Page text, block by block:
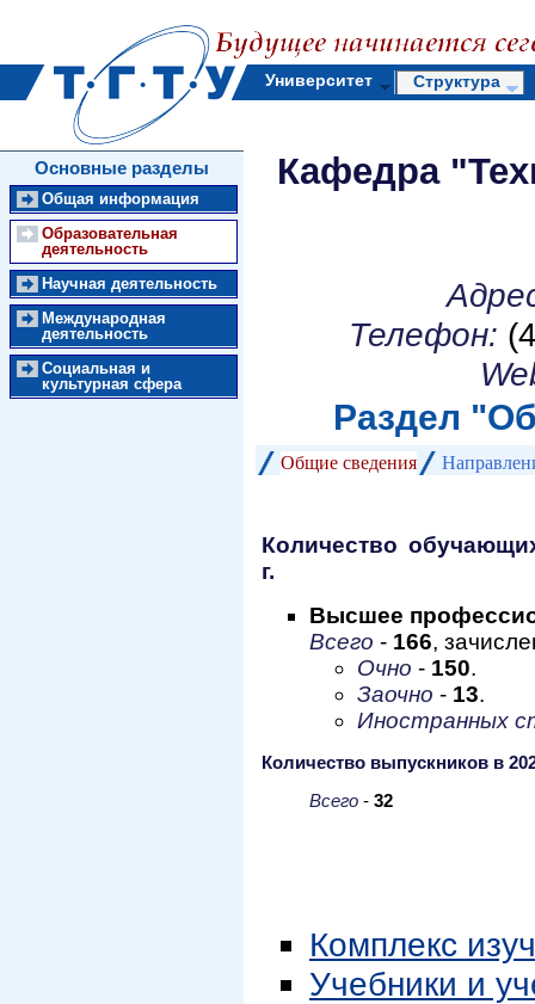
Университет Структура
Основные разделы
Общая информация
Образовательная
деятельность
Научная деятельность
Международная
деятельность
Социальная и
культурная сфера
Кафедра
Телефон:
Раздел "
Общие сведения
Количество
г.
Высшее
Всего - 166,
Очно - 150.
Заочно - 13.
Иностранных
Количество выпускников в
Всего - 32
Комплекс
Учебники и